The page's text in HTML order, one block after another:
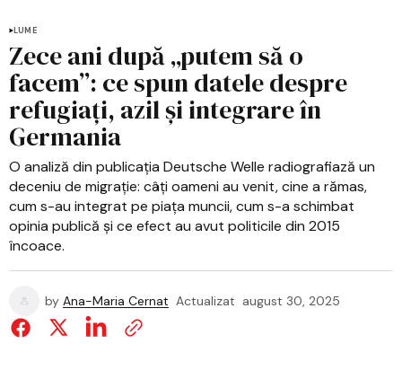
LUME
Zece ani după „putem să o
facem”: ce spun datele despre
refugiați, azil și integrare în
Germania
O analiză din publicația Deutsche Welle radiografiază un
deceniu de migrație: câți oameni au venit, cine a rămas,
cum s-au integrat pe piața muncii, cum s-a schimbat
opinia publică și ce efect au avut politicile din 2015
încoace.
by Ana-Maria Cernat Actualizat august 30, 2025